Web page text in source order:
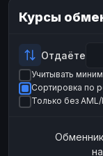
ЮMoney
Binance
Курсы
Отдаёте
Учитывать
Сортировка по
Только без AML/